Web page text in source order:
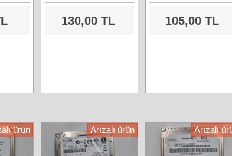
130,00 TL 105,00 TL
ürün Arızalı ürün Arızalı